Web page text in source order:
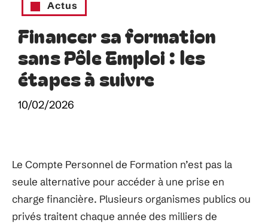
Actus
Financer sa formation
sans Pôle Emploi : les
étapes à suivre
10/02/2026
Le Compte Personnel de Formation n’est pas la
seule alternative pour accéder à une prise en
charge financière. Plusieurs organismes publics ou
privés traitent chaque année des milliers de